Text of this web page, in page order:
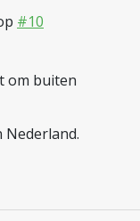
#10
om buiten
Nederland.